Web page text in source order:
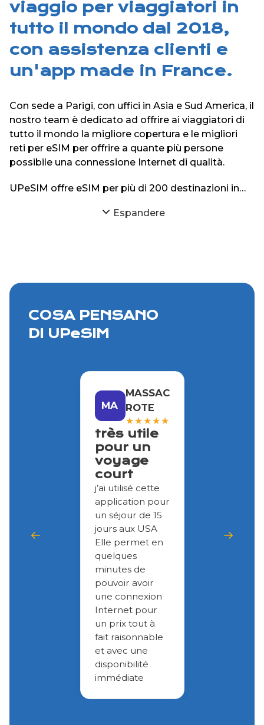
viaggio per viaggiatori in
tutto il mondo dal 2018,
con assistenza clienti e
un'app made in France.
Con sede a Parigi, con uffici in Asia e Sud America, il
nostro team è dedicato ad offrire ai viaggiatori di
tutto il mondo la migliore copertura e le migliori
reti per eSIM per offrire a quante più persone
possibile una connessione Internet di qualità.
UPeSIM offre eSIM per più di 200 destinazioni in
applicazioni iPhone e Android.
Espandere
COSA PENSANO
DI UPeSIM
MA
MASSAC
ROTE
★★★★★
très utile
pour un
voyage
court
j’ai utilisé cette
application pour
un séjour de 15
jours aux USA
Elle permet en
quelques
minutes de
pouvoir avoir
une connexion
Internet pour
un prix tout à
fait raisonnable
et avec une
disponibilité
immédiate